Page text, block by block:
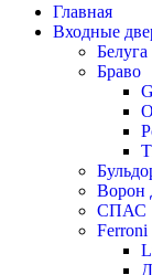
Главная
Входные
Белуга
Браво
Ворон
СПАС
Ferroni